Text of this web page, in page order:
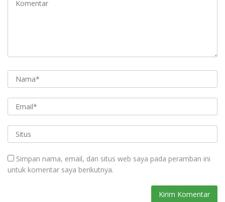
Simpan nama, email, dan situs web saya pada peramban ini
untuk komentar saya berikutnya.